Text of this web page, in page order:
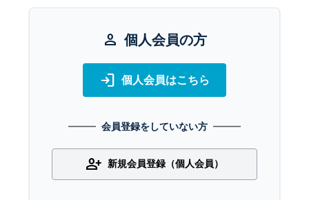
person 個人会員の方
login 個人会員はこちら
会員登録をしていない方
person_add 新規会員登録（個人会員）